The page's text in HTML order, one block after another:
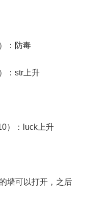
：防毒
：str上升
）：luck上升
墙可以打开，之后